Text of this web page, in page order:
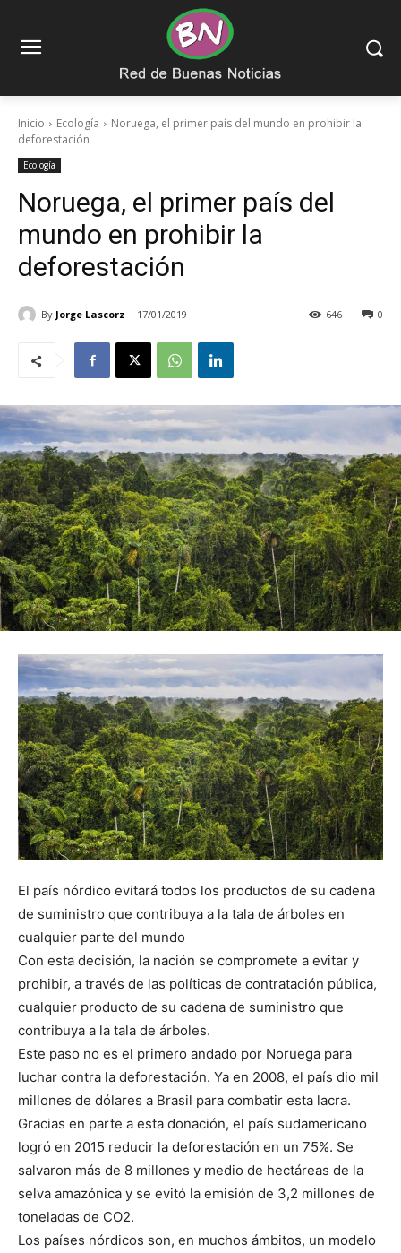
Inicio Ecología
Noruega, el primer país del mundo en prohibir la
deforestación
Ecología
Noruega, el primer país del
mundo en prohibir la
deforestación
By Jorge Lascorz 17/01/2019 0
646
El país nórdico evitará todos los productos de su cadena
de suministro que contribuya a la tala de árboles en
cualquier parte del mundo
Con esta decisión, la nación se compromete a evitar y
prohibir, a través de las políticas de contratación pública,
cualquier producto de su cadena de suministro que
contribuya a la tala de árboles.
Este paso no es el primero andado por Noruega para
luchar contra la deforestación. Ya en 2008, el país dio mil
millones de dólares a Brasil para combatir esta lacra.
Gracias en parte a esta donación, el país sudamericano
logró en 2015 reducir la deforestación en un 75%. Se
salvaron más de 8 millones y medio de hectáreas de la
selva amazónica y se evitó la emisión de 3,2 millones de
toneladas de CO2.
Los países nórdicos son, en muchos ámbitos, un modelo